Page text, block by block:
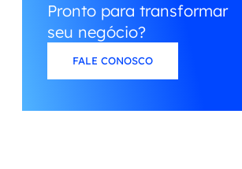
Pronto para transformar
seu negócio?
FALE CONOSCO